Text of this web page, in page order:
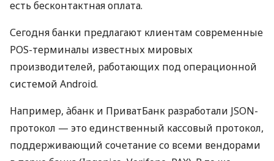
есть бесконтактная оплата.
Сегодня банки предлагают клиентам современные
POS-терминалы известных мировых
производителей, работающих под операционной
системой Android.
Например, àбанк и ПриватБанк разработали JSON-
протокол — это единственный кассовый протокол,
поддерживающий сочетание со всеми вендорами